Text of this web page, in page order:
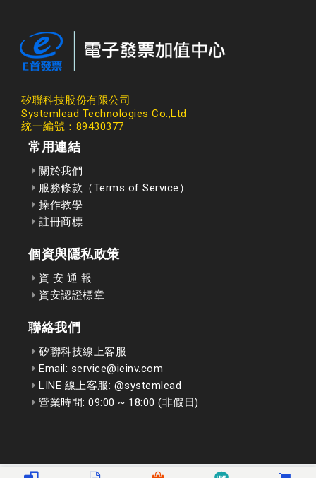
矽聯科技股份有限公司
Systemlead Technologies Co.,Ltd
統一編號：89430377
常用連結
關於我們
服務條款（Terms of Service）
操作教學
註冊商標
個資與隱私政策
資 安 通 報
資安認證標章
聯絡我們
矽聯科技線上客服
Email: service@ieinv.com
LINE 線上客服: @systemlead
營業時間: 09:00 ~ 18:00 (非假日)